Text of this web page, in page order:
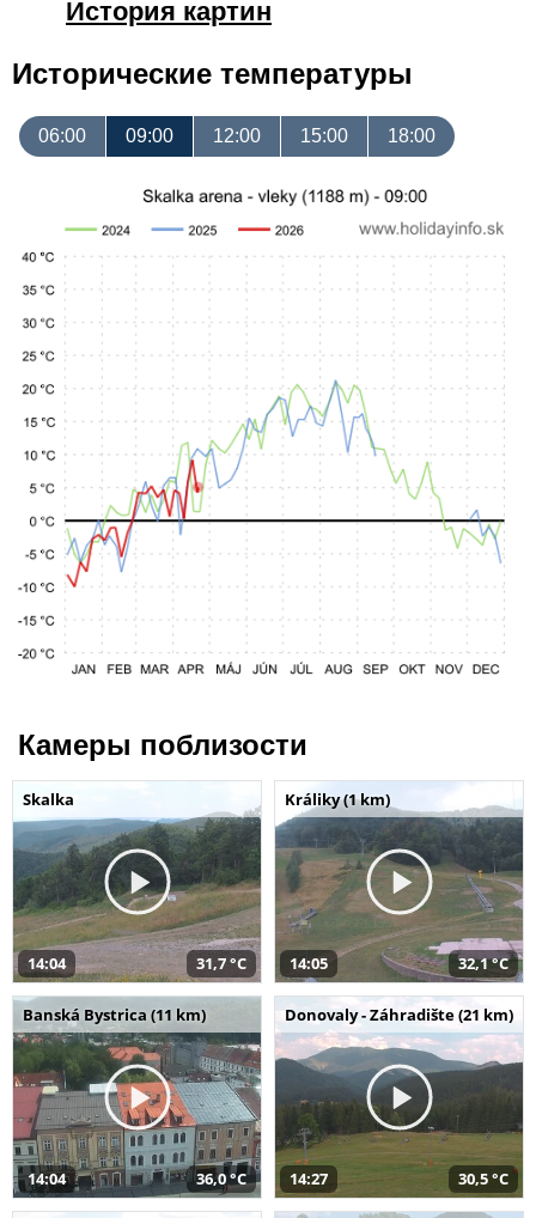
История картин
Исторические температуры
06:00 09:00 12:00 15:00 18:00
Камеры поблизости
Skalka
14:04 31,7 °C
Králiky (1 km)
14:05 32,1 °C
Banská Bystrica (11 km)
14:04 36,0 °C
Donovaly - Záhradište (21 km)
14:27 30,5 °C